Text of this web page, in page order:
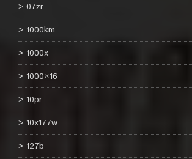
07zr
1000km
1000x
1000×16
10pr
10x177w
127b